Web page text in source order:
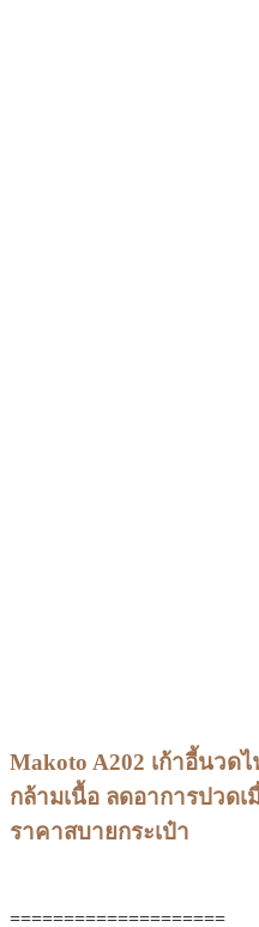
Makoto A202 เก้าอี้นวด
กล้ามเนื้อ ลดอาการปวด
ราคาสบายกระเป๋า
====================